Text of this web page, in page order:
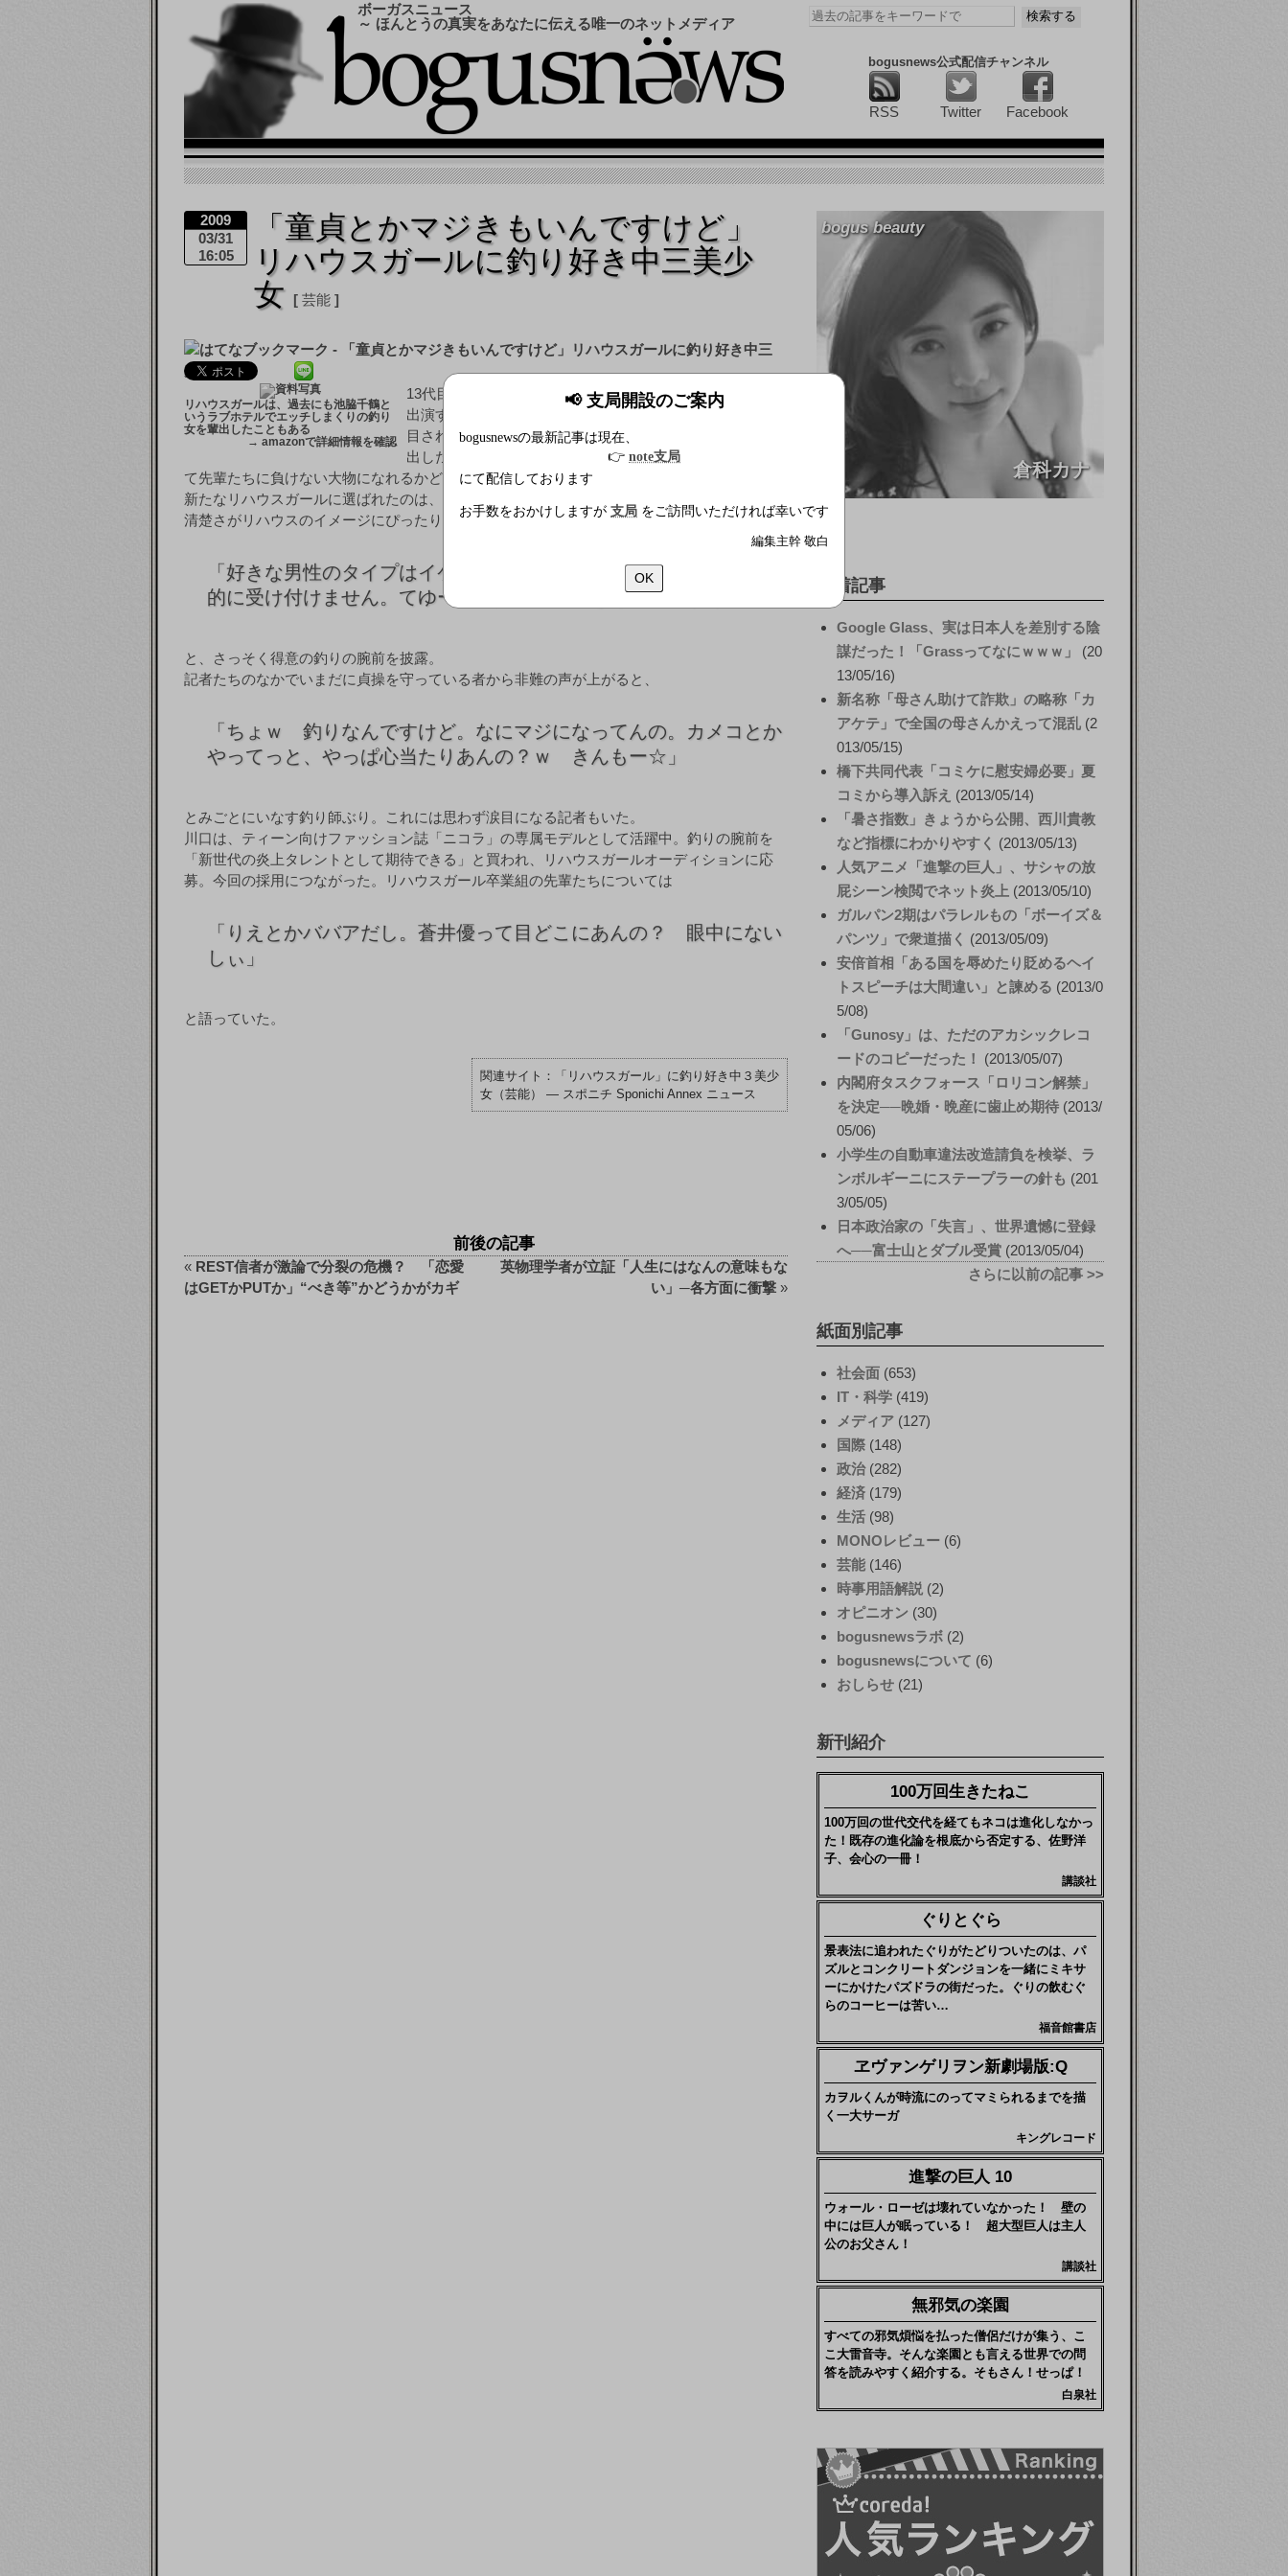
📢 支局開設のご案内
bogusnewsの最新記事は現在、
👉 note支局
にて配信しております
お手数をおかけしますが 支局 をご訪問いただければ幸いです
編集主幹 敬白
OK
ボーガスニュース
～ ほんとうの真実をあなたに伝える唯一のネットメディア
bogusnews公式配信チャンネル
RSS Twitter Facebook
2009
03/31
16:05
「童貞とかマジきもいんですけど」
リハウスガールに釣り好き中三美少
女
芸能
リハウスガールは、過去にも池脇千鶴と
いうラブホテルでエッチしまくりの釣り
女を輩出したこともある
→ amazonで詳細情報を確認
13代目は釣り好き美少女？！ 「三井のリハウス」CMに
出演する「13代目リハウスガール」が30日、都内でお披露
目された。同CMは宮沢りえ（35）、蒼井優（23）らを輩
出した美少女タレントの登竜門。ユニークな趣味を活かし
て先輩たちに負けない大物になれるかどうか、要注目だ。
新たなリハウスガールに選ばれたのは、長崎県出身の川口春奈（14）。「純粋さ、素朴さ、
清楚さがリハウスのイメージにぴったり」と紹介され記者たちの前に登場した川口は、
「 好きな男性のタイプはイケメンで高収入。オタクとか童貞は生理
的に受け付けません。てゆーか童貞ってマジきもいんですけどプ」
と、さっそく得意の釣りの腕前を披露。
記者たちのなかでいまだに貞操を守っている者から非難の声が上がると、
「 ちょｗ 釣りなんですけど。なにマジになってんの。カメコとか
やってっと、やっぱ心当たりあんの？ｗ きんもー☆」
とみごとにいなす釣り師ぶり。これには思わず涙目になる記者もいた。
川口は、ティーン向けファッション誌「ニコラ」の専属モデルとして活躍中。釣りの腕前を
「新世代の炎上タレントとして期待できる」と買われ、リハウスガールオーディションに応
募。今回の採用につながった。リハウスガール卒業組の先輩たちについては
「 りえとかババアだし。蒼井優って目どこにあんの？ 眼中にない
しぃ」
と語っていた。
「リハウスガール」に釣り好き中３美少
女（芸能） ― スポニチ Sponichi Annex ニュース
前後の記事
« REST信者が激論で分裂の危機？ 「恋愛
はGETかPUTか」“べき等”かどうかがカギ
英物理学者が立証「人生にはなんの意味もな
い」─各方面に衝撃»
bogus beauty
倉科カナ
新着記事
Google Glass、実は日本人を差別する陰
謀だった！「Grassってなにｗｗｗ」
20
13/05/16
新名称「母さん助けて詐欺」の略称「カ
アケテ」で全国の母さんかえって混乱 2
013/05/15
橋下共同代表「コミケに慰安婦必要」夏
コミから導入訴え
2013/05/14
「暑さ指数」きょうから公開、西川貴教
など指標にわかりやすく
2013/05/13
人気アニメ「進撃の巨人」、サシャの放
屁シーン検閲でネット炎上
2013/05/10
ガルパン2期はパラレルもの「ボーイズ＆
パンツ」で衆道描く
2013/05/09
安倍首相「ある国を辱めたり貶めるヘイ
トスピーチは大間違い」と諫める
2013/0
5/08
「Gunosy」は、ただのアカシックレコ
ードのコピーだった！
2013/05/07
内閣府タスクフォース「ロリコン解禁」
を決定──晩婚・晩産に歯止め期待 2013/
05/06
小学生の自動車違法改造請負を検挙、ラ
ンボルギーニにステープラーの針も
201
3/05/05
日本政治家の「失言」、世界遺憾に登録
へ──富士山とダブル受賞 2013/05/04
さらに以前の記事 >>
紙面別記事
社会面 (653)
IT・科学 (419)
メディア (127)
国際 (148)
政治(282)
経済 (179)
生活 (98)
MONOレビュー (6)
芸能 (146)
時事用語解説 (2)
オピニオン (30)
bogusnewsラボ (2)
bogusnewsについて (6)
おしらせ (21)
新刊紹介
100万回生きたねこ
100万回の世代交代を経てもネコは進化しなかっ
た！既存の進化論を根底から否定する、佐野洋
子、会心の一冊！
講談社
ぐりとぐら
景表法に追われたぐりがたどりついたのは、パ
ズルとコンクリートダンジョンを一緒にミキサ
ーにかけたパズドラの街だった。ぐりの飲むぐ
らのコーヒーは苦い…
福音館書店
ヱヴァンゲリヲン新劇場版:Q
カヲルくんが時流にのってマミられるまでを描
く一大サーガ
キングレコード
進撃の巨人 10
ウォール・ローゼは壊れていなかった！ 壁の
中には巨人が眠っている！ 超大型巨人は主人
公のお父さん！
講談社
無邪気の楽園
すべての邪気煩悩を払った僧侶だけが集う、こ
こ大雷音寺。そんな楽園とも言える世界での問
答を読みやすく紹介する。そもさん！せっぱ！
白泉社